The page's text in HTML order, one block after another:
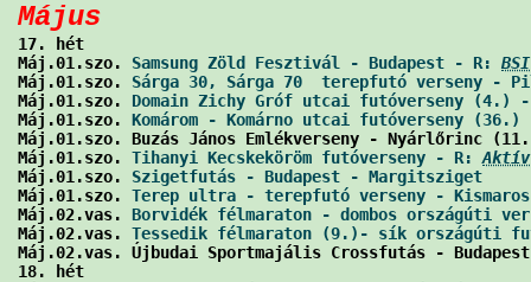
Május
17. hét
Máj.01.szo. Samsung Zöld Fesztivál - Budapest - R: BSI
Máj.01.szo. Sárga 30, Sárga 70  terepfutó verseny -
Máj.01.szo. Domain Zichy Gróf utcai futóverseny (4.) -
Máj.01.szo. Komárom - Komárno utcai futóverseny (36.)
Máj.01.szo. Buzás János Emlékverseny -
Máj.01.szo. Tihanyi Kecskeköröm futóverseny - R:
Máj.01.szo. Szigetfutás - Budapest - Margitsziget
Máj.01.szo. Terep ultra - terepfutó verseny -
Máj.02.vas. Borvidék félmaraton - dombos országúti
Máj.02.vas. Tessedik félmaraton (9.)- sík országúti
Máj.02.vas. Újbudai Sportmajális Crossfutás -
18. hét